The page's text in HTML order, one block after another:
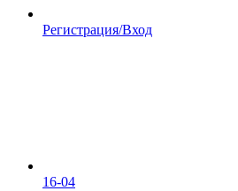
Регистрация/Вход
16-04